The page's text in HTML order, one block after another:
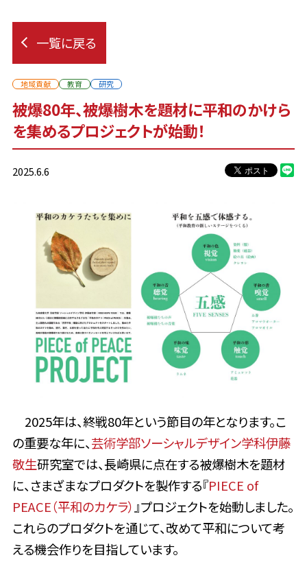
一覧に戻る
地域貢献 教育 研究
被爆80年、被爆樹木を題材に平和のかけら
を集めるプロジェクトが始動！
2025.6.6
2025年は、終戦80年という節目の年となります。こ
の重要な年に、芸術学部ソーシャルデザイン学科伊藤
敬生研究室では、長崎県に点在する被爆樹木を題材
に、さまざまなプロダクトを製作する『PIECE of
PEACE（平和のカケラ） 』プロジェクトを始動しました。
これらのプロダクトを通じて、改めて平和について考
える機会作りを目指しています。